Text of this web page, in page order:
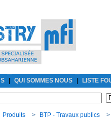
QUI SOMMES NOUS LISTE
Produits > BTP - Travaux publics >